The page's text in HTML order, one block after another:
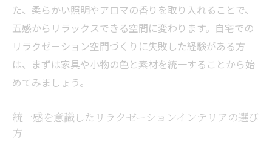
た、柔らかい照明やアロマの香りを取り入れることで、
五感からリラックスできる空間に変わります。自宅での
リラクゼーション空間づくりに失敗した経験がある方
は、まずは家具や小物の色と素材を統一することから始
めてみましょう。
統一感を意識したリラクゼーションインテリアの選び
方